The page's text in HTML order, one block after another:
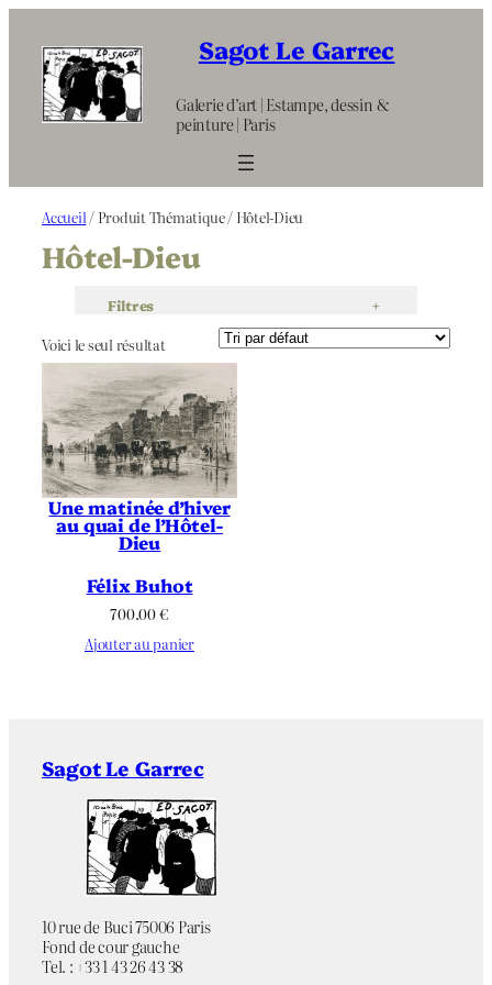
contenu
Sagot Le Garrec
Galerie d’art | Estampe, dessin &
peinture | Paris
Accueil / Produit Thématique / Hôtel-Dieu
Hôtel-Dieu
Filtres +
Voici le seul résultat
Une matinée d’hiver
au quai de l’Hôtel-
Dieu
Félix Buhot
700.00€
Ajouter au panier
Sagot Le Garrec
10 rue de Buci 75006 Paris
Fond de cour gauche
Tel. : +33 1 43 26 43 38